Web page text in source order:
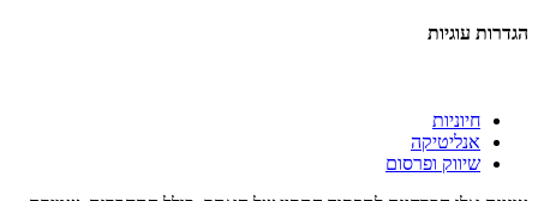
הגדרות עוגיות
חיוניות
אנליטיקה
שיווק ופרסום